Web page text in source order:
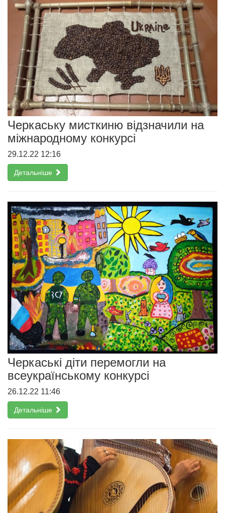
Черкаську мисткиню відзначили на
міжнародному конкурсі
29.12.22 12:16
Детальніше
Черкаські діти перемогли на
всеукраїнському конкурсі
26.12.22 11:46
Детальніше